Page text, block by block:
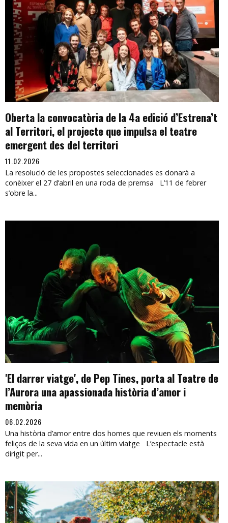
Oberta la convocatòria de la 4a edició d’Estrena’t
al Territori, el projecte que impulsa el teatre
emergent des del territori
11.02.2026
La resolució de les propostes seleccionades es donarà a
conèixer el 27 d’abril en una roda de premsa L’11 de febrer
s’obre la...
'El darrer viatge', de Pep Tines, porta al Teatre de
l’Aurora una apassionada història d’amor i
memòria
06.02.2026
Una història d’amor entre dos homes que reviuen els moments
feliços de la seva vida en un últim viatge L’espectacle està
dirigit per...